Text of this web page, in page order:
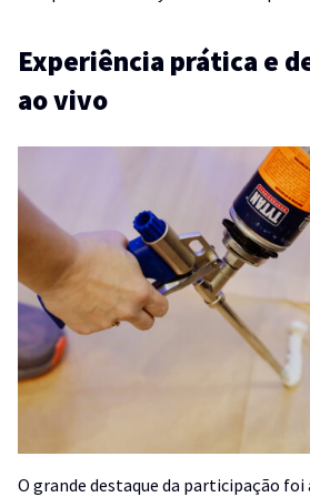
Experiência prática e
ao vivo
O grande destaque da participação foi